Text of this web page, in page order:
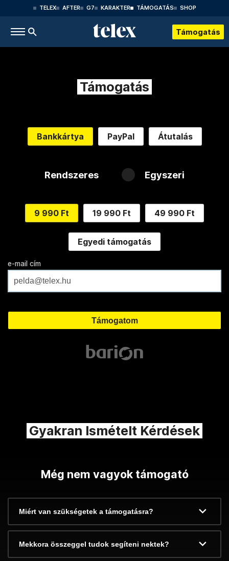
TELEX AFTER G7 KARAKTER TÁMOGATÁS SHOP
Támogatás
Támogatás
Bankkártya PayPal Átutalás
Rendszeres Egyszeri
9 990 Ft 19 990 Ft 49 990 Ft
Egyedi támogatás
e-mail cím
Gyakran Ismételt Kérdések
Még nem vagyok támogató
Miért van szükségetek a támogatásra?
Mekkora összeggel tudok segíteni nektek?